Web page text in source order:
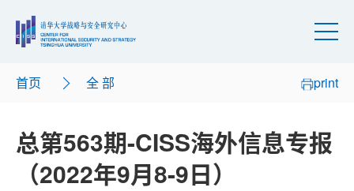
首页 全 部 print
总第563期-CISS海外信息专报
（2022年9月8-9日）